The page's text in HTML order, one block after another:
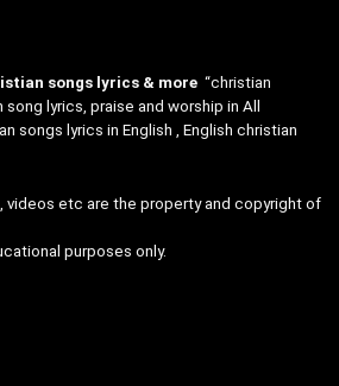
songs lyrics & more “christian
lyrics, praise and worship in All
songs lyrics in English , English christian
videos etc are the property and copyright of
purposes only.